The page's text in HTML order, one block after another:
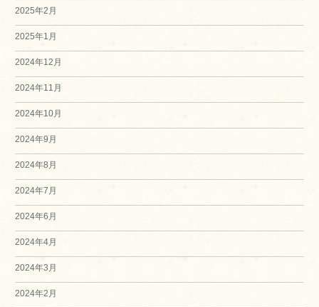
2025年2月
2025年1月
2024年12月
2024年11月
2024年10月
2024年9月
2024年8月
2024年7月
2024年6月
2024年4月
2024年3月
2024年2月